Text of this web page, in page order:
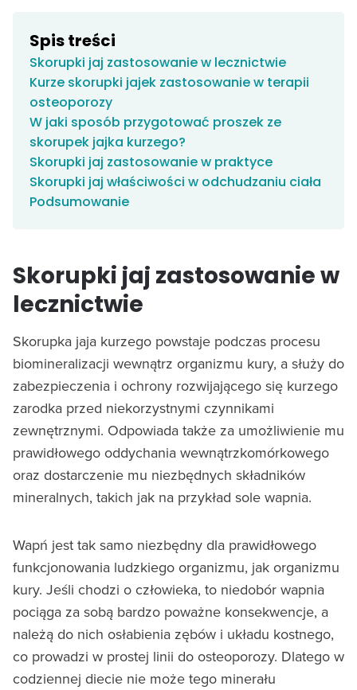
Spis treści
Skorupki jaj zastosowanie w lecznictwie
Kurze skorupki jajek zastosowanie w terapii
osteoporozy
W jaki sposób przygotować proszek ze
skorupek jajka kurzego?
Skorupki jaj zastosowanie w praktyce
Skorupki jaj właściwości w odchudzaniu ciała
Podsumowanie
Skorupki jaj zastosowanie w
lecznictwie
Skorupka jaja kurzego powstaje podczas procesu
biomineralizacji wewnątrz organizmu kury, a służy do
zabezpieczenia i ochrony rozwijającego się kurzego
zarodka przed niekorzystnymi czynnikami
zewnętrznymi. Odpowiada także za umożliwienie mu
prawidłowego oddychania wewnątrzkomórkowego
oraz dostarczenie mu niezbędnych składników
mineralnych, takich jak na przykład sole wapnia.
Wapń jest tak samo niezbędny dla prawidłowego
funkcjonowania ludzkiego organizmu, jak organizmu
kury. Jeśli chodzi o człowieka, to niedobór wapnia
pociąga za sobą bardzo poważne konsekwencje, a
należą do nich osłabienia zębów i układu kostnego,
co prowadzi w prostej linii do osteoporozy. Dlatego w
codziennej diecie nie może tego minerału